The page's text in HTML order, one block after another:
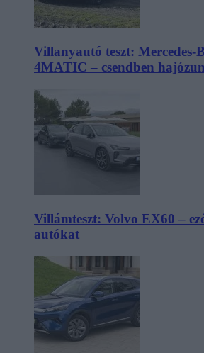
Villanyautó teszt: Mercedes-
4MATIC – csendben
Villámteszt: Volvo EX60 –
autókat